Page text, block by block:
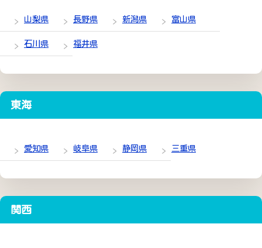
山梨県 長野県 新潟県 富山県
石川県 福井県
東海
愛知県 岐阜県 静岡県 三重県
関西